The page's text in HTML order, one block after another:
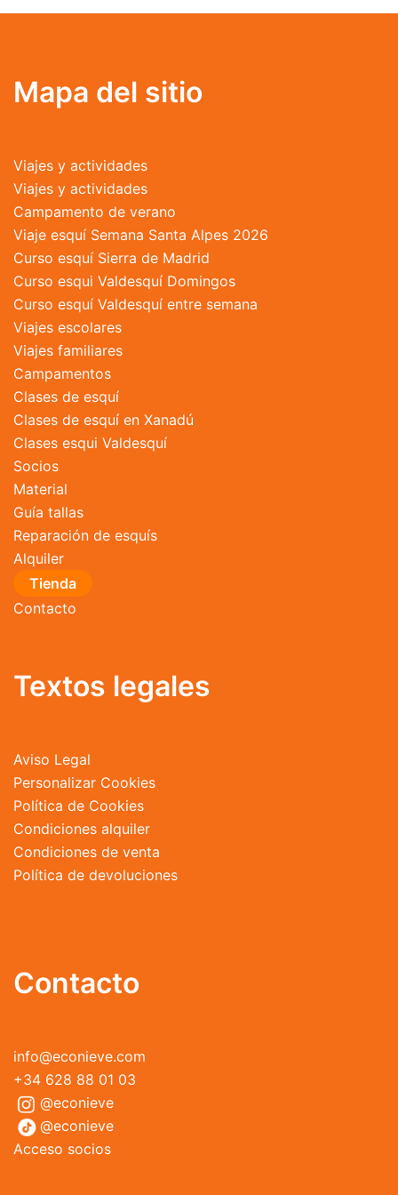
variantes.
se
pueden
la
página
de
producto
Mapa del sitio
Viajes y actividades
Viajes y actividades
Campamento de verano
Viaje esquí Semana Santa Alpes 2026
Curso esquí Sierra de Madrid
Curso esqui Valdesquí Domingos
Curso esquí Valdesquí entre semana
Viajes escolares
Viajes familiares
Campamentos
Clases de esquí
Clases de esquí en Xanadú
Clases esqui Valdesquí
Socios
Material
Guía tallas
Reparación de esquís
Alquiler
Tienda
Contacto
Textos legales
Aviso Legal
Personalizar Cookies
Política de Cookies
Condiciones alquiler
Condiciones de venta
Política de devoluciones
Contacto
info@econieve.com
+34 628 88 01 03
@econieve
@econieve
Acceso socios